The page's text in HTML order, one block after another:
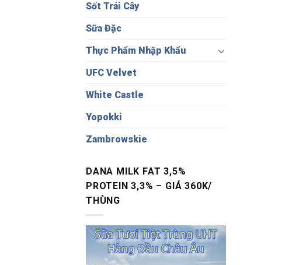
Sốt Trái Cây
Sữa Đặc
Thực Phẩm Nhập Khẩu
UFC Velvet
White Castle
Yopokki
Zambrowskie
DANA MILK FAT 3,5%
PROTEIN 3,3% – GIÁ 360K/
THÙNG